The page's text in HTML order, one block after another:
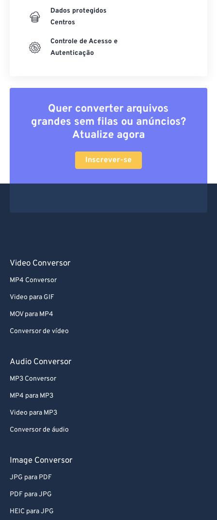
Dados protegidos
Centros
Controle de Acesso e
Autenticação
Quer converter arquivos
grandes sem filas ou anúncios?
Atualize agora
Inscrever-se
Video Conversor
MP4 Conversor
Video para GIF
MOV para MP4
Conversor de vídeo
Audio Conversor
MP3 Conversor
MP4 para MP3
Video para MP3
Conversor de áudio
Image Conversor
JPG para PDF
PDF para JPG
HEIC para JPG